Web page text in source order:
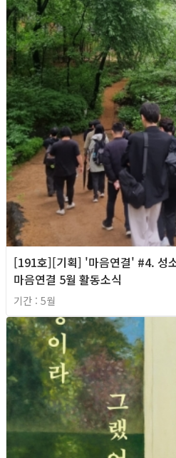
[191호][기획] '마음연결' #4. 성
마음연결 5월 활동소식
기간 : 5월